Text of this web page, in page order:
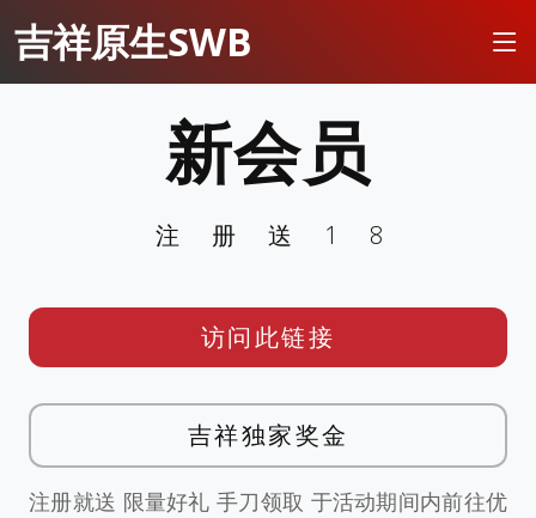
吉祥原生SWB
新会员
注册送18
访问此链接
吉祥独家奖金
注册就送 限量好礼 手刀领取 于活动期间内前往优